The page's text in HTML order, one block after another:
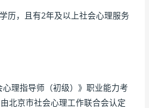
历，且有2年及以上社会心理服务
理指导师（初级）》职业能力考
北京市社会心理工作联合会认定